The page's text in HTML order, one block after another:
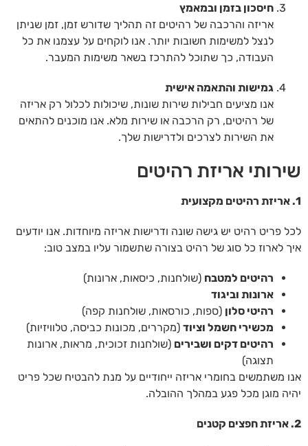
חיסכון בזמן ובמאמץ
אריזה והרכבה של רהיטים זה תהליך שדורש זמן, זמן שניתן
לנצל למשימות חשובות יותר. אנו לוקחים על עצמנו את כל
העבודה, כך שתוכל להתרכז בשאר משימות המעבר.
גמישות והתאמה אישית
אנו מציעים חבילות שירות שונות, שיכולות לכלול רק אריזה
של רהיטים, רק הרכבה או שירות מלא. אנו מוכנים להתאים
את השירות לצרכים ולדרישות שלך.
שירותי אריזת רהיטים
1. אריזת רהיטים מקצועית
לכל פריט רהיט יש גישה שונה ודרישות אריזה מיוחדות. אנו יודעים
איך לארוז כל סוג של רהיט בצורה שתשמור עליו במצב טוב:
רהיטים למטבח (שולחנות, כיסאות, ארונות)
ארונות וביגוד
רהיטי סלון (ספות, כורסאות, שולחנות קפה)
מכשירי חשמל וציוד (מקררים, מכונות כביסה, טלוויזיות)
רהיטים דקים ושבירים (שולחנות זכוכית, מראות, ארונות
תצוגה)
אנו משתמשים בחומרי אריזה ייחודיים על מנת להבטיח שכל פריט
יהיה מוגן מכל פגע במהלך ההובלה.
2. אריזת חפצים קטנים